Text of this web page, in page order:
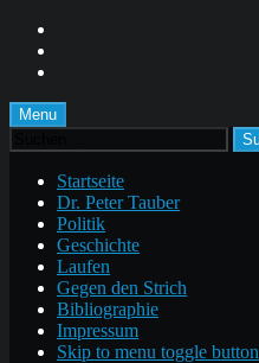
content
footer
Menu
Suchen
nach:
Startseite
Dr. Peter Tauber
Politik
Geschichte
Laufen
Gegen den Strich
Bibliographie
Impressum
Skip to menu toggle button